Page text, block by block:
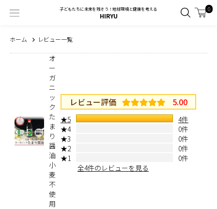
子どもたちに未来を残そう！地球環境と健康を考える
HIRYU
0
ホーム レビュー一覧
オ
ー
ガ
ニ
ッ
ク
た
ま
り
醤
油
小
麦
不
使
用
レビュー評価 5.00
★5
4件
★4
0件
★3
0件
★2
0件
★1
0件
全4件のレビューを見る